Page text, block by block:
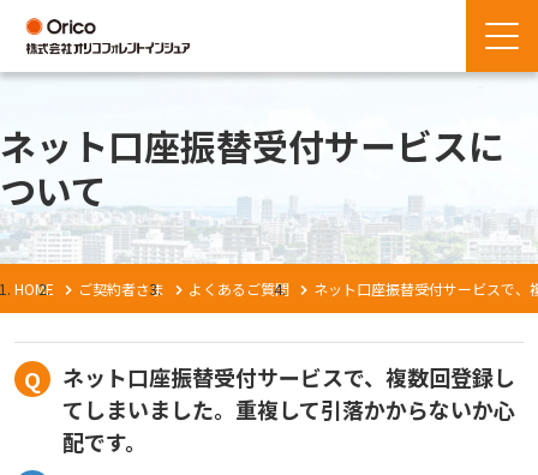
ネット口座振替受付サービスに
ついて
HOME ご契約者さま よくあるご質問 ネット口座振替受付サービスで
ネット口座振替受付サービスで、複数回登録し
てしまいました。重複して引落かからないか心
配です。